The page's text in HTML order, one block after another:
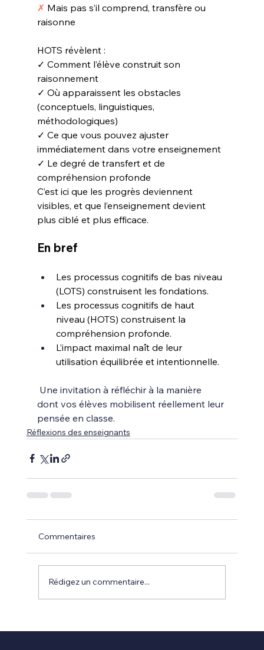
✗ Mais pas s’il comprend, transfère ou
raisonne
HOTS révèlent :
✓ Comment l’élève construit son
raisonnement
✓ Où apparaissent les obstacles
(conceptuels, linguistiques,
méthodologiques)
✓ Ce que vous pouvez ajuster
immédiatement dans votre enseignement
✓ Le degré de transfert et de
compréhension profonde
C’est ici que les progrès deviennent
visibles, et que l’enseignement devient
plus ciblé et plus efficace.
En bref
Les processus cognitifs de bas niveau
(LOTS) construisent les fondations.
Les processus cognitifs de haut
niveau (HOTS) construisent la
compréhension profonde.
L’impact maximal naît de leur
utilisation équilibrée et intentionnelle.
Une invitation à réfléchir à la manière
dont vos élèves mobilisent réellement leur
pensée en classe.
Réflexions des enseignants
Commentaires
Rédigez un commentaire...